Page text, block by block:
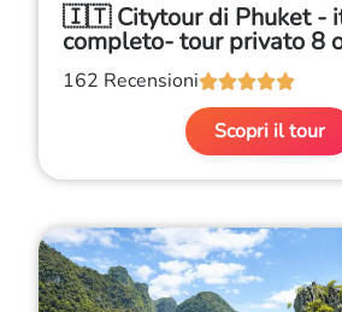
🇮🇹 Citytour di Phuket -
completo- tour privato 8
162 Recensioni
Scopri il tour